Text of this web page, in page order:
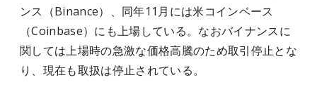
ンス（Binance）、同年11月には米コインベース
（Coinbase）にも上場している。なおバイナンスに
関しては上場時の急激な価格高騰のため取引停止とな
り、現在も取扱は停止されている。